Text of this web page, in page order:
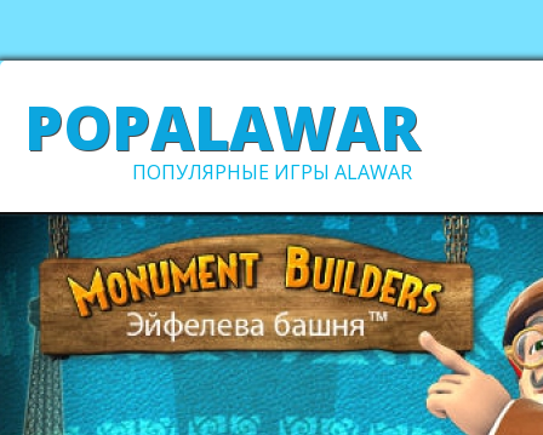
POPALAWAR
ПОПУЛЯРНЫЕ ИГРЫ ALAWAR